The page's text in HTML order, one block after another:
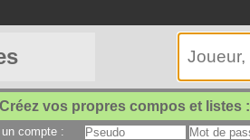
Créez vos propres compos et listes :
compte :